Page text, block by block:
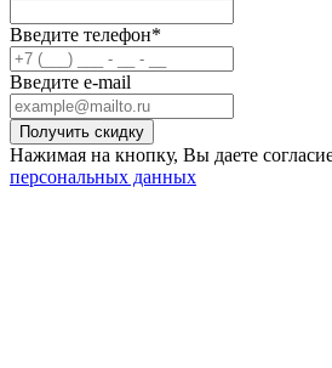
Введите телефон*
Введите e-mail
Нажимая на кнопку, Вы даете
персональных данных